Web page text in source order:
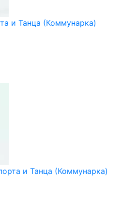
и Танца (Коммунарка)
и Танца (Коммунарка)